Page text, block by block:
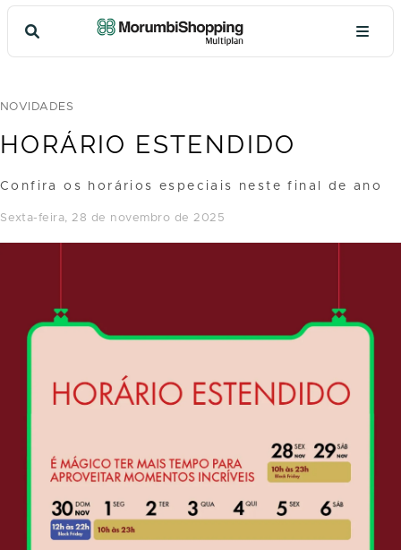
NOVIDADES
HORÁRIO ESTENDIDO
Confira os horários especiais neste final de ano
sexta-feira, 28 de novembro de 2025